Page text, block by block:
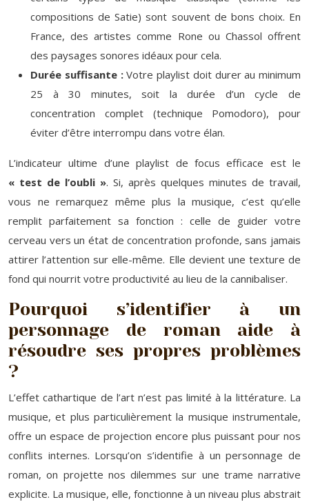
compositions de Satie) sont souvent de bons choix. En
France, des artistes comme Rone ou Chassol offrent
des paysages sonores idéaux pour cela.
Durée suffisante :Votre playlist doit durer au minimum
25 à 30 minutes, soit la durée d’un cycle de
concentration complet (technique Pomodoro), pour
éviter d’être interrompu dans votre élan.
L’indicateur ultime d’une playlist de focus efficace est le
« test de l’oubli ». Si, après quelques minutes de travail,
vous ne remarquez même plus la musique, c’est qu’elle
remplit parfaitement sa fonction : celle de guider votre
cerveau vers un état de concentration profonde, sans jamais
attirer l’attention sur elle-même. Elle devient une texture de
fond qui nourrit votre productivité au lieu de la cannibaliser.
Pourquoi s’identifier à un
personnage de roman aide à
résoudre ses propres problèmes
?
L’effet cathartique de l’art n’est pas limité à la littérature. La
musique, et plus particulièrement la musique instrumentale,
offre un espace de projection encore plus puissant pour nos
conflits internes. Lorsqu’on s’identifie à un personnage de
roman, on projette nos dilemmes sur une trame narrative
explicite. La musique, elle, fonctionne à un niveau plus abstrait